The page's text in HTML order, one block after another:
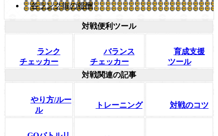
各ランク毎の報酬
対戦便利ツール
ランク
チェッカー
バランス
チェッカー
育成支援
ツール
対戦関連の記事
やり方/ルー
ル
トレーニング 対戦のコツ